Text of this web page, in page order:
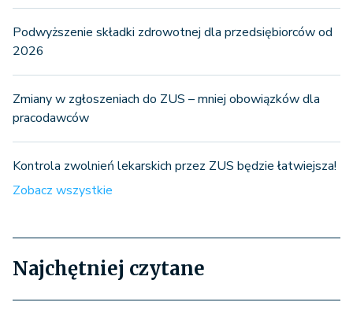
Podwyższenie składki zdrowotnej dla przedsiębiorców od
2026
Zmiany w zgłoszeniach do ZUS – mniej obowiązków dla
pracodawców
Kontrola zwolnień lekarskich przez ZUS będzie łatwiejsza!
Zobacz wszystkie
Najchętniej czytane